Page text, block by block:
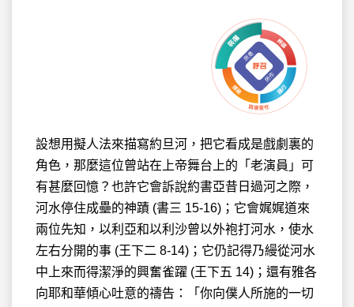
設想用擬人法來描寫約旦河，把它看成是戲劇裏的
角色，那麼這位曾站在上帝舞台上的「老演員」可
有甚麼回憶？也許它會訴說約書亞昔日過河之際，
河水停住成壘的神蹟 (書三 15-16)；它會娓娓道來
兩位先知，以利亞和以利沙曾以外袍打河水，使水
左右分開的事 (王下二 8-14)；它仍記得乃縵從河水
中上來而得潔淨的興奮雀躍 (王下五 14)；還有雅各
向耶和華傾心吐意的禱告：「你向僕人所施的一切